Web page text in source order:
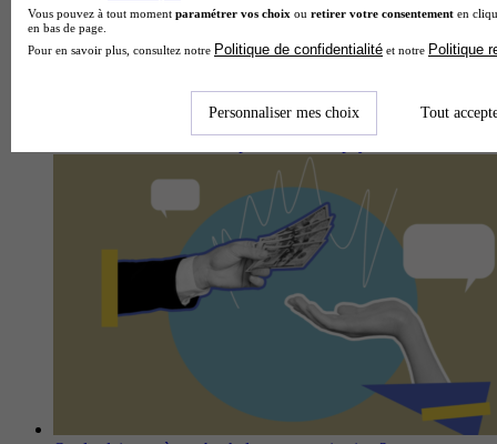
Vous pouvez à tout moment paramétrer vos choix ou retirer votre consentement en
en bas de page.
Pour en savoir plus, consultez notre Politique de confidentialité et notre Politique
Personnaliser mes choix Tout